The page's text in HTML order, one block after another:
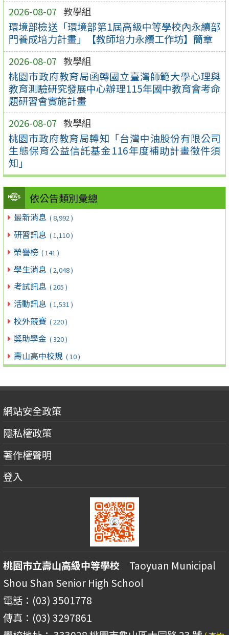
2026-08-07 教學組
環境部檢送「環境部第1屆高級中等學校內永續部
門養成培力計畫」【教師培力永續工作坊】簡章
2026-08-07 教學組
桃園市政府教育局函轉國立臺灣師範大學心理與
教育測驗研究發展中心辦理115年國中教育會考命
題研習會實施計畫
2026-08-07 教學組
桃園市政府教育局轉知「台灣中油股份有限公司
生態保育公益信託基金116年度補助計畫徵件須
知」
依公告類別彙總
最新消息 ( 8,992 )
研習訊息 ( 1,110 )
榮譽榜 ( 141 )
學生消息 ( 2,048 )
考試訊息 ( 205 )
活動訊息 ( 1,531 )
校外競賽 ( 220 )
獎助學金 ( 320 )
壽山高中校規 ( 10 )
網站安全政策
隱私權政策
著作權聲明
登入
桃園市立壽山高級中等學校 Taoyuan Municipal
Shou Shan Senior High School
電話：(03) 3501778
傳真：(03) 3297861